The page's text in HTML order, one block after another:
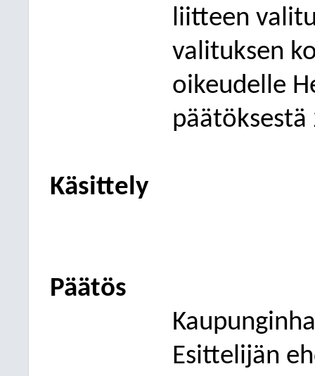
liitteen
valituksen
oikeudelle
Käsittely
Päätös
Esittelijän